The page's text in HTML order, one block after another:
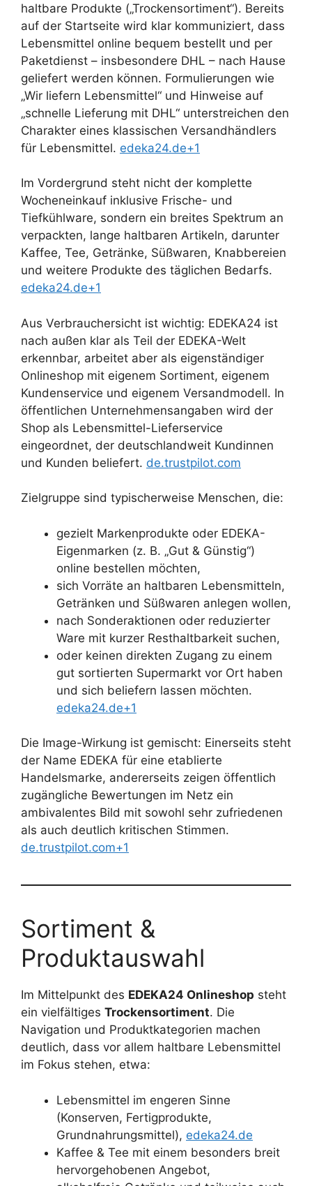
haltbare Produkte („Trockensortiment“). Bereits
auf der Startseite wird klar kommuniziert, dass
Lebensmittel online bequem bestellt und per
Paketdienst – insbesondere DHL – nach Hause
geliefert werden können. Formulierungen wie
„Wir liefern Lebensmittel“ und Hinweise auf
„schnelle Lieferung mit DHL“ unterstreichen den
Charakter eines klassischen Versandhändlers
für Lebensmittel. edeka24.de+1
Im Vordergrund steht nicht der komplette
Wocheneinkauf inklusive Frische- und
Tiefkühlware, sondern ein breites Spektrum an
verpackten, lange haltbaren Artikeln, darunter
Kaffee, Tee, Getränke, Süßwaren, Knabbereien
und weitere Produkte des täglichen Bedarfs.
edeka24.de+1
Aus Verbrauchersicht ist wichtig: EDEKA24 ist
nach außen klar als Teil der EDEKA-Welt
erkennbar, arbeitet aber als eigenständiger
Onlineshop mit eigenem Sortiment, eigenem
Kundenservice und eigenem Versandmodell. In
öffentlichen Unternehmensangaben wird der
Shop als Lebensmittel-Lieferservice
eingeordnet, der deutschlandweit Kundinnen
und Kunden beliefert. de.trustpilot.com
Zielgruppe sind typischerweise Menschen, die:
gezielt Markenprodukte oder EDEKA-
Eigenmarken (z. B. „Gut & Günstig“)
online bestellen möchten,
sich Vorräte an haltbaren Lebensmitteln,
Getränken und Süßwaren anlegen wollen,
nach Sonderaktionen oder reduzierter
Ware mit kurzer Resthaltbarkeit suchen,
oder keinen direkten Zugang zu einem
gut sortierten Supermarkt vor Ort haben
und sich beliefern lassen möchten.
edeka24.de+1
Die Image-Wirkung ist gemischt: Einerseits steht
der Name EDEKA für eine etablierte
Handelsmarke, andererseits zeigen öffentlich
zugängliche Bewertungen im Netz ein
ambivalentes Bild mit sowohl sehr zufriedenen
als auch deutlich kritischen Stimmen.
de.trustpilot.com+1
Sortiment &
Produktauswahl
Im Mittelpunkt des EDEKA24 Onlineshop steht
ein vielfältiges Trockensortiment. Die
Navigation und Produktkategorien machen
deutlich, dass vor allem haltbare Lebensmittel
im Fokus stehen, etwa:
Lebensmittel im engeren Sinne
(Konserven, Fertigprodukte,
Grundnahrungsmittel), edeka24.de
Kaffee & Tee mit einem besonders breit
hervorgehobenen Angebot,